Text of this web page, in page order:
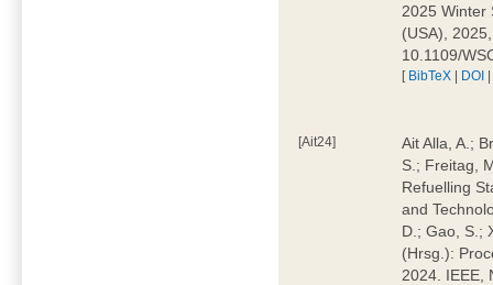
2025 Winter
(USA),
10.1109/
[ BibTeX | DOI
[Ait24]
Ait Alla, A.;
S.; Freitag,
Refuelling
and
D.; Gao, S.;
(Hrsg.):
2024. IEEE,